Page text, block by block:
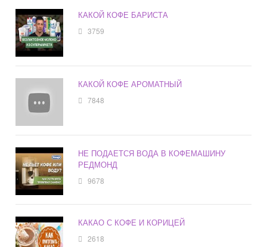
КАКОЙ КОФЕ БАРИСТА
3759
КАКОЙ КОФЕ АРОМАТНЫЙ
7848
НЕ ПОДАЕТСЯ ВОДА В КОФЕМАШИНУ
РЕДМОНД
9678
КАКАО С КОФЕ И КОРИЦЕЙ
2618